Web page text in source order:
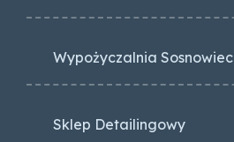
Wypożyczalnia Sosnowiec
Sklep Detailingowy